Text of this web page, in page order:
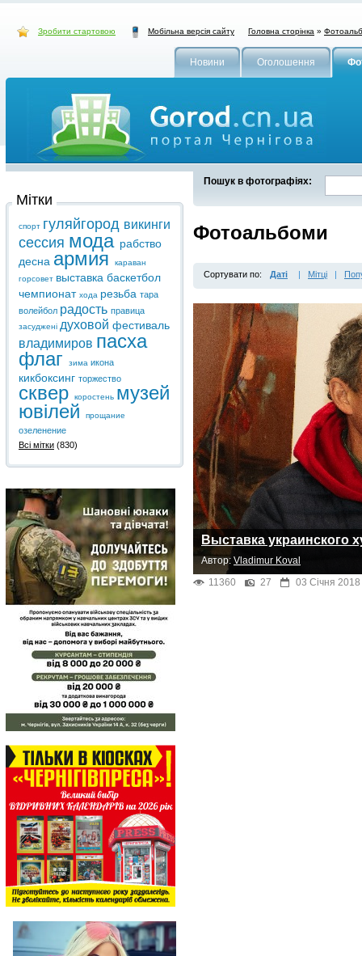
Зробити стартовою Мобільна версія сайту Головна сторінка »
Новини Оголошення
Пошук в фотографіях:
Фотоальбоми
Сортувати по: Даті | Мітці |
Выставка украинского
Автор: Vladimur Koval
11360
27 03 Січня
Мітки
спорт гуляйгород викинги
сессия мода рабство
десна армия
караван
горсовет выставка баскетбол
чемпионат хода резьба тара
волейбол радость правица
засуджені духовой фестиваль
владимиров пасха
флаг
зима икона
кикбоксинг торжество
сквер коростень музей
ювілей
прощание
озеленение
Всі мітки (830)